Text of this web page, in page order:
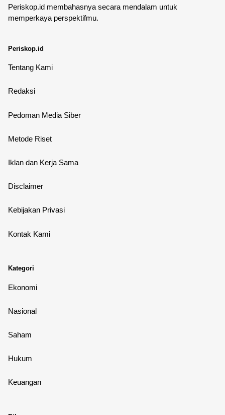
Periskop.id membahasnya secara mendalam untuk
memperkaya perspektifmu.
Periskop.id
Tentang Kami
Redaksi
Pedoman Media Siber
Metode Riset
Iklan dan Kerja Sama
Disclaimer
Kebijakan Privasi
Kontak Kami
Kategori
Ekonomi
Nasional
Saham
Hukum
Keuangan